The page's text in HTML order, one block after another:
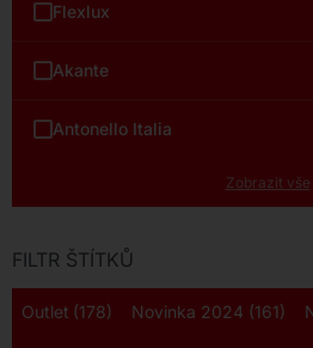
Flexlux
Akante
Antonello Italia
Zobrazit vše
FILTR ŠTÍTKŮ
Outlet (178) Novinka 2024 (161)